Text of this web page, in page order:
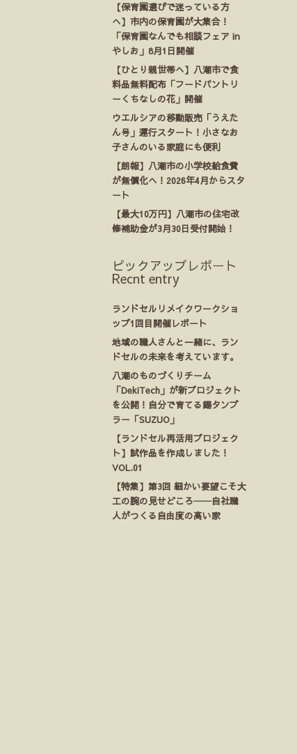
【保育園選びで迷っている方
へ】市内の保育園が大集合！
「保育園なんでも相談フェア in
やしお」8月1日開催
【ひとり親世帯へ】八潮市で食
料品無料配布「フードパントリ
ーくちなしの花」開催
ウエルシアの移動販売「うえた
ん号」運行スタート！小さなお
子さんのいる家庭にも便利
【朗報】八潮市の小学校給食費
が無償化へ！2026年4月からスタ
ート
【最大10万円】八潮市の住宅改
修補助金が3月30日受付開始！
ピックアップレポート
Recnt entry
ランドセルリメイクワークショ
ップ1回目開催レポート
地域の職人さんと一緒に、ラン
ドセルの未来を考えています。
八潮のものづくりチーム
「DekiTech」が新プロジェクト
を公開！自分で育てる錫タンブ
ラー「SUZUO」
【ランドセル再活用プロジェク
ト】試作品を作成しました！
VOL.01
【特集】第3回 細かい要望こそ大
工の腕の見せどころ──自社職
人がつくる自由度の高い家